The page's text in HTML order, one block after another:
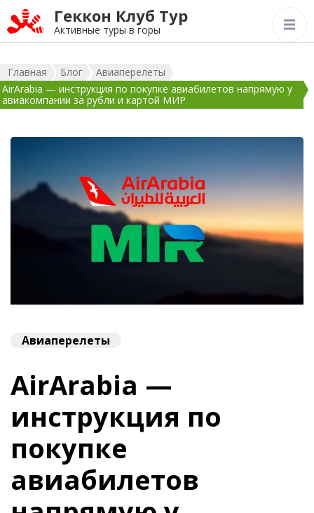
Геккон Клуб Тур
Активные туры в горы
Главная Блог
Авиаперелеты
AirArabia — инструкция по покупке авиабилетов напрямую у
авиакомпании за рубли и картой МИР
Авиаперелеты
AirArabia —
инструкция по
покупке
авиабилетов